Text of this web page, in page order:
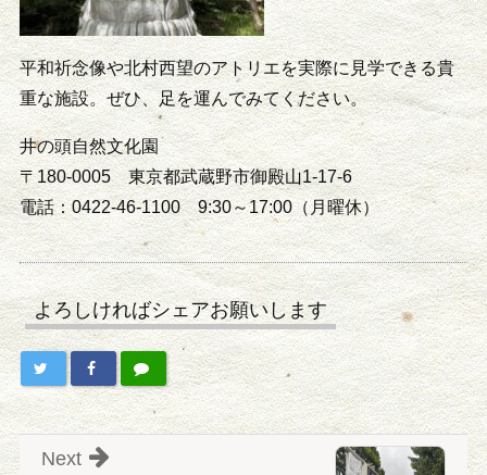
平和祈念像や北村西望のアトリエを実際に見学できる貴
重な施設。ぜひ、足を運んでみてください。
井の頭自然文化園
〒180-0005 東京都武蔵野市御殿山1-17-6
電話：0422-46-1100 9:30～17:00（月曜休）
よろしければシェアお願いします
Next